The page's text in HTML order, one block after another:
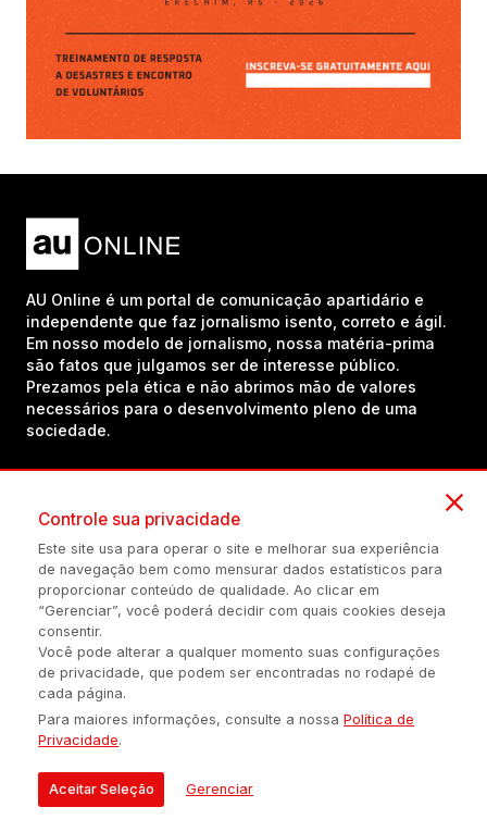
AU Online é um portal de comunicação apartidário e
independente que faz jornalismo isento, correto e ágil.
Em nosso modelo de jornalismo, nossa matéria-prima
são fatos que julgamos ser de interesse público.
Prezamos pela ética e não abrimos mão de valores
necessários para o desenvolvimento pleno de uma
sociedade.
(54) 98434-8385
Política de privacidade Configuração de Cookies Quem Somos
É proibida a reprodução do conteúdo desta página em qualquer
meio de comunicação, eletrônico ou impreso, sem autorização
© 2026 AUONLINE COMUNICAÇÃO EIRELI - CNPJ: 17.375.200/0001-
Controle sua privacidade
Este site usa para operar o site e melhorar sua experiência
de navegação bem como mensurar dados estatísticos para
proporcionar conteúdo de qualidade. Ao clicar em
“Gerenciar”, você poderá decidir com quais cookies deseja
consentir.
Você pode alterar a qualquer momento suas configurações
de privacidade, que podem ser encontradas no rodapé de
cada página.
Para maiores informações, consulte a nossaPolítica de
Privacidade.
Aceitar Seleção Gerenciar